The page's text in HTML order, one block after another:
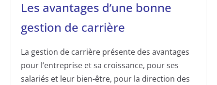
Les avantages d’une bonne
gestion de carrière
La gestion de carrière présente des avantages
pour l’entreprise et sa croissance, pour ses
salariés et leur bien-être, pour la direction des